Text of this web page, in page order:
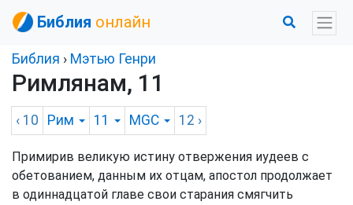
Библия онлайн
Библия › Мэтью Генри
Римлянам, 11
‹ 10 Рим 11 MGC 12 ›
Примирив великую истину отвержения иудеев с
обетованием, данным их отцам, апостол продолжает
в одиннадцатой главе свои старания смягчить